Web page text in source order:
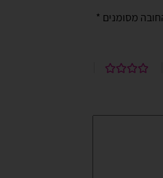
מסומנים *